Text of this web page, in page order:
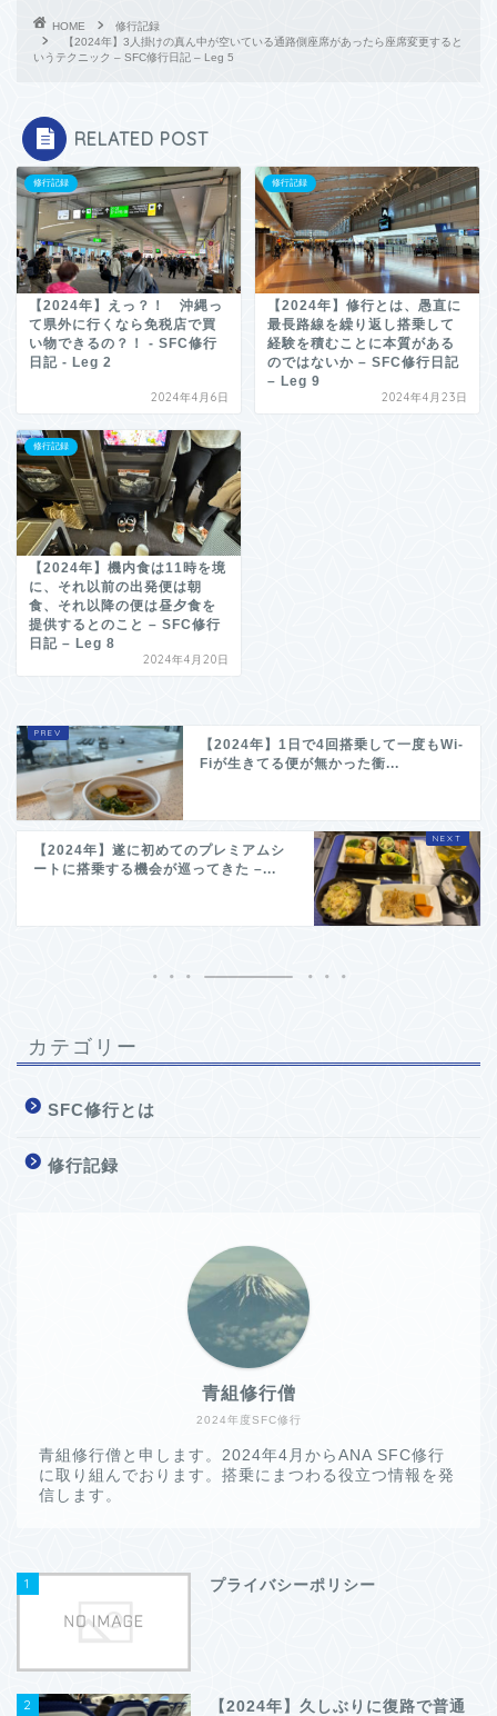
HOME
修行記録
【2024年】3人掛けの真ん中が空いている通路側座席があったら座席変更すると
いうテクニック – SFC修行日記 – Leg 5
RELATED POST
修行記録
【2024年】えっ？！ 沖縄っ
て県外に行くなら免税店で買
い物できるの？！ - SFC修行
日記 - Leg 2
2024年4月6日
修行記録
【2024年】修行とは、愚直に
最長路線を繰り返し搭乗して
経験を積むことに本質がある
のではないか – SFC修行日記
– Leg 9
2024年4月23日
修行記録
【2024年】機内食は11時を境
に、それ以前の出発便は朝
食、それ以降の便は昼夕食を
提供するとのこと – SFC修行
日記 – Leg 8
2024年4月20日
【2024年】1日で4回搭乗して一度もWi-
Fiが生きてる便が無かった衝...
【2024年】遂に初めてのプレミアムシ
ートに搭乗する機会が巡ってきた –...
カテゴリー
SFC修行とは
修行記録
2024年度SFC修行
青組修行僧
青組修行僧と申します。2024年4月からANA SFC修行
に取り組んでおります。搭乗にまつわる役立つ情報を発
信します。
1 プライバシーポリシー
2
【2024年】久しぶりに復路で普通